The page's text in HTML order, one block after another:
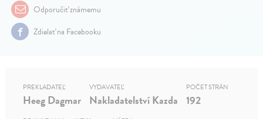
Odporučiť známemu
Zdielať na Facebooku
PREKLADATEĽ
Heeg Dagmar
VYDAVATEĽ
Nakladatelství Kazda
POČET STRÁN
192